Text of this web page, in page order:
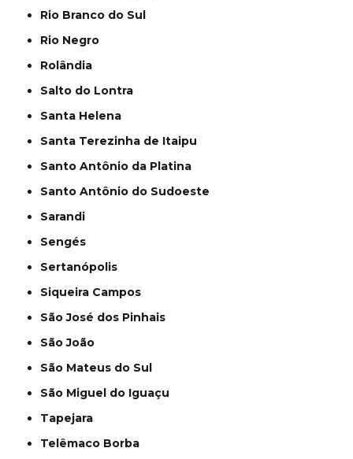
Rio Branco do Sul
Rio Negro
Rolândia
Salto do Lontra
Santa Helena
Santa Terezinha de Itaipu
Santo Antônio da Platina
Santo Antônio do Sudoeste
Sarandi
Sengés
Sertanópolis
Siqueira Campos
São José dos Pinhais
São João
São Mateus do Sul
São Miguel do Iguaçu
Tapejara
Telêmaco Borba